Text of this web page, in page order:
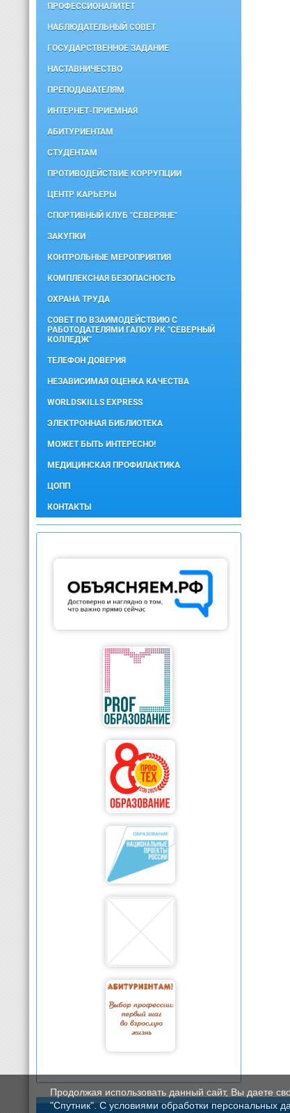
ПРОФЕССИОНАЛИТЕТ
НАБЛЮДАТЕЛЬНЫЙ СОВЕТ
ГОСУДАРСТВЕННОЕ ЗАДАНИЕ
НАСТАВНИЧЕСТВО
ПРЕПОДАВАТЕЛЯМ
ИНТЕРНЕТ-ПРИЕМНАЯ
АБИТУРИЕНТАМ
СТУДЕНТАМ
ПРОТИВОДЕЙСТВИЕ КОРРУПЦИИ
ЦЕНТР КАРЬЕРЫ
СПОРТИВНЫЙ КЛУБ "СЕВЕРЯНЕ"
ЗАКУПКИ
КОНТРОЛЬНЫЕ МЕРОПРИЯТИЯ
КОМПЛЕКСНАЯ БЕЗОПАСНОСТЬ
ОХРАНА ТРУДА
СОВЕТ ПО ВЗАИМОДЕЙСТВИЮ С
РАБОТОДАТЕЛЯМИ ГАПОУ РК "СЕВЕРНЫЙ
КОЛЛЕДЖ"
ТЕЛЕФОН ДОВЕРИЯ
НЕЗАВИСИМАЯ ОЦЕНКА КАЧЕСТВА
WORLDSKILLS EXPRESS
ЭЛЕКТРОННАЯ БИБЛИОТЕКА
МОЖЕТ БЫТЬ ИНТЕРЕСНО!
МЕДИЦИНСКАЯ ПРОФИЛАКТИКА
ЦОПП
КОНТАКТЫ
Продолжая использовать данный сайт, Вы даете
"Спутник". С условиями обработки персональных